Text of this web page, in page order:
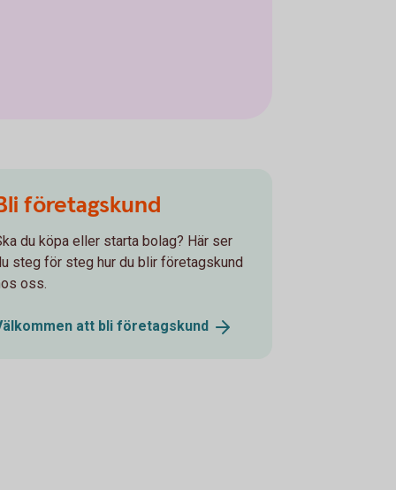
företagskund
du köpa eller starta bolag? Här ser
steg för steg hur du blir företagskund
oss.
att bliföretagskund